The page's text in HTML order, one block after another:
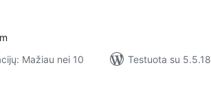
Mažiau nei 10
Testuota su 5.5.18